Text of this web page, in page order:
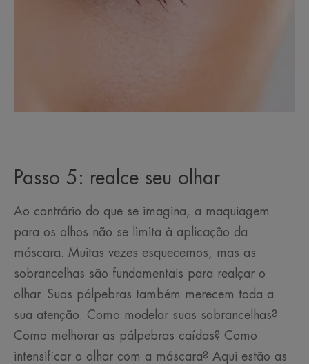
Passo 5: realce seu olhar
Ao contrário do que se imagina, a maquiagem
para os olhos não se limita à aplicação da
máscara. Muitas vezes esquecemos, mas as
sobrancelhas são fundamentais para realçar o
olhar. Suas pálpebras também merecem toda a
sua atenção. Como modelar suas sobrancelhas?
Como melhorar as pálpebras caídas? Como
intensificar o olhar com a máscara? Aqui estão as